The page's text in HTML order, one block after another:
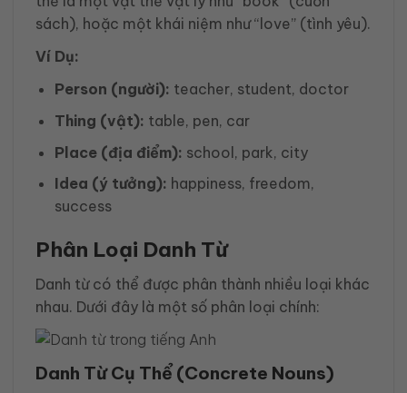
sách), hoặc một khái niệm như “love” (tình yêu).
Ví Dụ:
Person (người): teacher, student, doctor
Thing (vật): table, pen, car
Place (địa điểm): school, park, city
Idea (ý tưởng): happiness, freedom,
success
Phân Loại Danh Từ
Danh từ có thể được phân thành nhiều loại khác
nhau. Dưới đây là một số phân loại chính:
Danh Từ Cụ Thể (Concrete Nouns)